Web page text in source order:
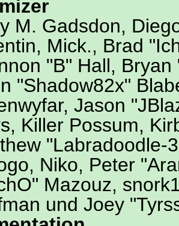
M. Gadsdon,
Mick., Brad
"B" Hall,
"Shadow82x"
Jason
Killer Possum,
"Labradoodle-
Niko, Peter
Mazouz,
und Joey